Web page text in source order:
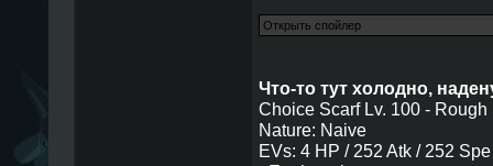
Что-то тут холодно,
Choice Scarf Lv. 100 - Rough
Nature: Naive
EVs: 4 HP / 252 Atk / 252 Spe